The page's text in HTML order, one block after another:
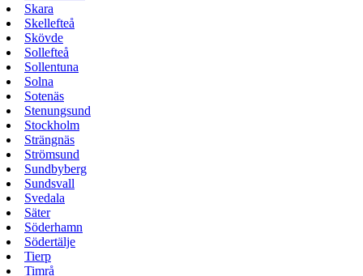
Skara
Skellefteå
Skövde
Sollefteå
Sollentuna
Solna
Sotenäs
Stenungsund
Stockholm
Strängnäs
Strömsund
Sundbyberg
Sundsvall
Svedala
Säter
Söderhamn
Södertälje
Tierp
Timrå